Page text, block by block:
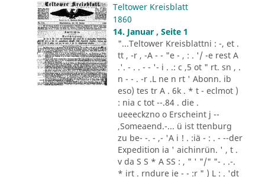
Teltower Kreisblatt
1860
14. Januar , Seite 1
"...Teltower Kreisblattni : -, et .
tt , -r , -A - - "e - , : . '/ -e rest A
.'. - . . - - '- i . .: c ,5 ot " rt. sn , .
n - - . -r .L ne n rt ' Abonn. ib
eso) tes tr A . 6k . * t - eclmot )
: nia c tot --.84 . die .
ueeeckzno o Erscheint j --
,Someaend.-... ü ist ttenburg
zu be- -. - ,- 'A i ! . :iä - : . - --der
Expedition ia ' aichinrün. ' , t .
v da S S * A SS : , " ' "/" "- . .-.
* irt . rndure ie - - :r " ) L : . 'dt